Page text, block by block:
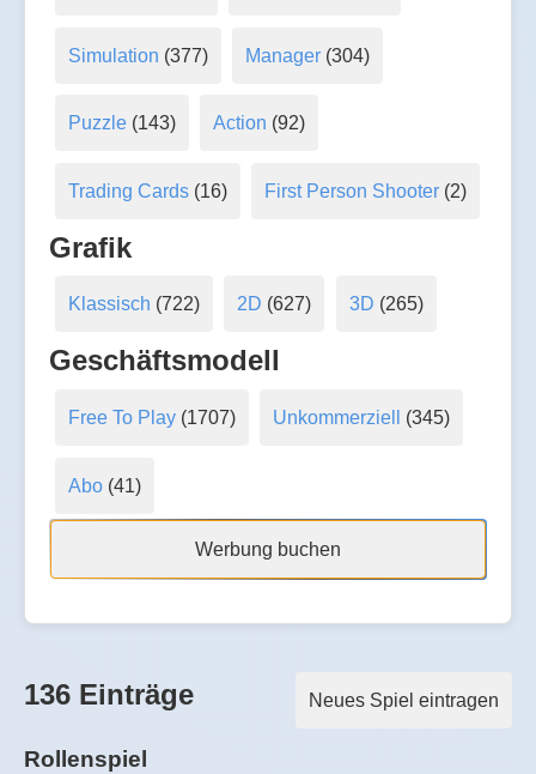
Simulation (377) Manager (304)
Puzzle(143) Action (92)
Trading Cards(16) First Person Shooter (2)
Grafik
Klassisch (722) 2D (627) 3D (265)
Geschäftsmodell
Free To Play(1707) Unkommerziell (345)
Abo(41)
Werbung buchen
Neues Spiel eintragen
136 Einträge
Rollenspiel